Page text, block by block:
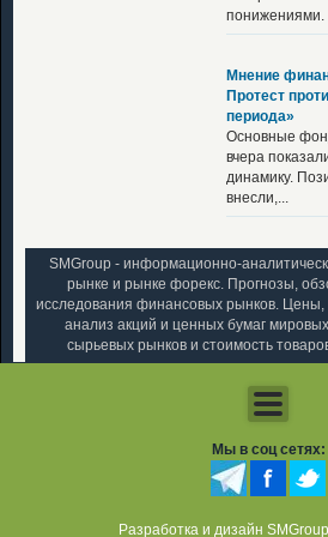
понижениями.
Мнение
Протест
периода»
Основные
вчера
динамику.
внесли,...
SMGroup - информационно-
рынке и рынке форекс. Прогнозы,
исследования финансовых рынков. Цены,
анализ акций и ценных бумаг
сырьевых рынков и стоимость
Мы в соц сетях:
Разработка и дизайн